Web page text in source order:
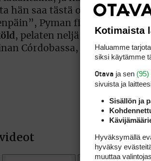
hän saa tästä oppia. Joskus
Pyman filosofoi. Paras
, pelaten neljä alle par’in.
Córdobassa, 27.-
Kotimaista
Haluamme
siksi käytämme
Otava ja sen (95)
sivuista ja
Sisällön ja
Hyväksymällä
hyväksy
muuttaa